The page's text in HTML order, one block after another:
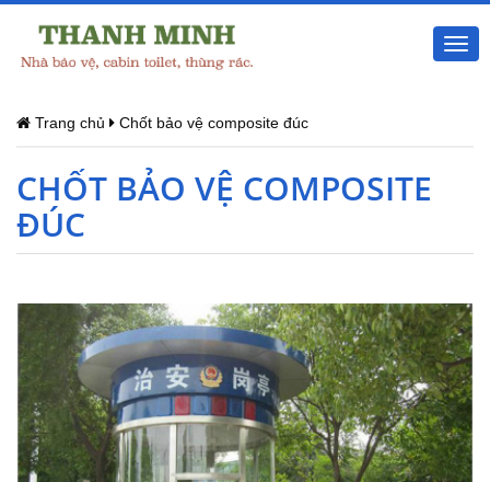
Trang chủ Chốt bảo vệ composite đúc
CHỐT BẢO VỆ COMPOSITE
ĐÚC